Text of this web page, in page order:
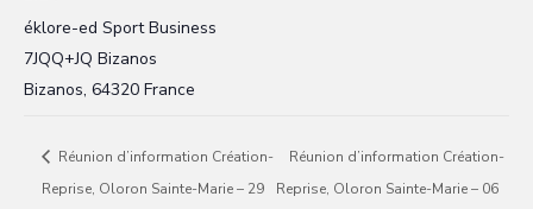
éklore-ed Sport Business
7JQQ+JQ Bizanos
Bizanos, 64320 France
Réunion d’information Création-
Reprise, Oloron Sainte-Marie – 29
Réunion d’information Création-
Reprise, Oloron Sainte-Marie – 06